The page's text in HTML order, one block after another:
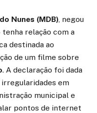
Nunes (MDB) , negou
tenha relação com a
destinada ao
de um filme sobre
. A declaração foi dada
em
municipal e
pontos de internet